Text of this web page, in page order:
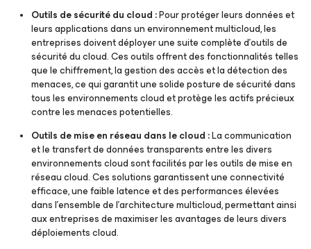
Outils de sécurité du cloud :Pour protéger leurs données et
leurs applications dans un environnement multicloud, les
entreprises doivent déployer une suite complète d’outils de
sécurité du cloud. Ces outils offrent des fonctionnalités telles
que le chiffrement, la gestion des accès et la détection des
menaces, ce qui garantit une solide posture de sécurité dans
tous les environnements cloud et protège les actifs précieux
contre les menaces potentielles.
Outils de mise en réseau dans le cloud :La communication
et le transfert de données transparents entre les divers
environnements cloud sont facilités par les outils de mise en
réseau cloud. Ces solutions garantissent une connectivité
efficace, une faible latence et des performances élevées
dans l’ensemble de l’architecture multicloud, permettant ainsi
aux entreprises de maximiser les avantages de leurs divers
déploiements cloud.